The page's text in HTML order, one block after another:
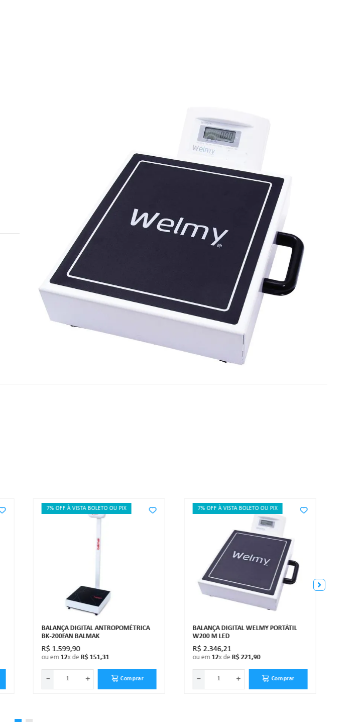
7% OFF À VISTA BOLETO OU PIX
BALANÇA DIGITAL ANTROPOMÉTRICA
BK-200FAN BALMAK
R$ 1.599,90
ou em 12x de R$ 151,31
＋
－ Comprar
7% OFF À VISTA BOLETO OU PIX
BALANÇA DIGITAL WELMY PORTÁTIL
W200 M LED
R$ 2.346,21
ou em 12x de R$ 221,90
＋
－ Comprar